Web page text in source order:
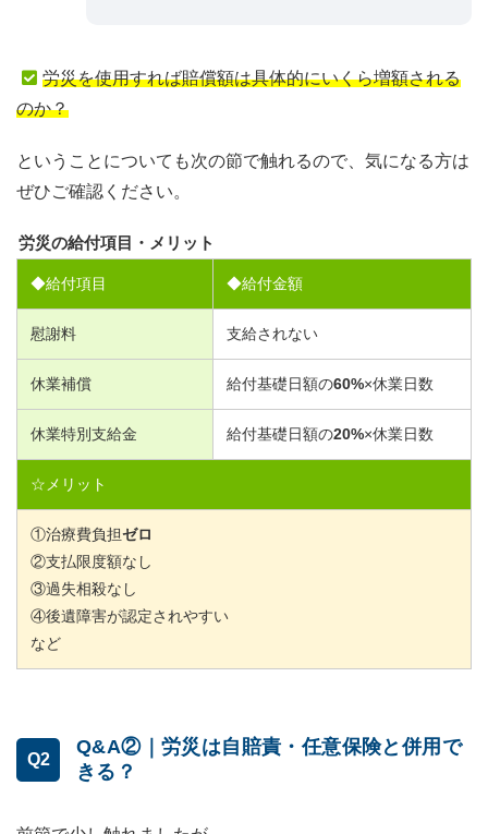
労災を使用すれば賠償額は具体的にいくら増額される
のか？
ということについても次の節で触れるので、気になる方は
ぜひご確認ください。
労災の給付項目・メリット
◆給付項目 ◆給付金額
慰謝料 支給されない
休業補償 給付基礎日額の60%×休業日数
休業特別支給金 給付基礎日額の20%×休業日数
☆メリット
①治療費負担ゼロ
②支払限度額なし
③過失相殺なし
④後遺障害が認定されやすい
など
Q2
Q&A②｜労災は自賠責・任意保険と併用で
きる？